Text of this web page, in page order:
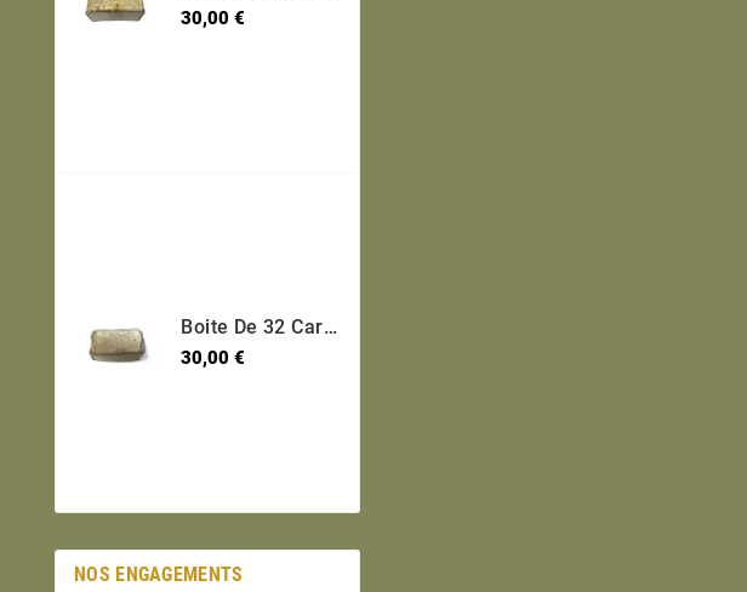
30,00 €
Boite De 32 Cartouches 7.65 Long Etui Laiton Categorie B Ref 600
30,00 €
NOS ENGAGEMENTS